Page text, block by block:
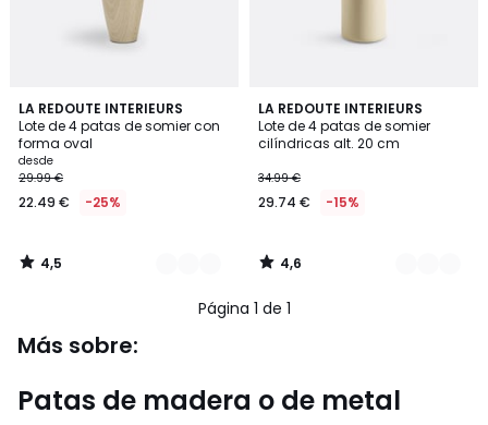
LA REDOUTE INTERIEURS
Lote de 4 patas de somier con
forma oval
desde
29.99 €
22.49 € -25%
4,5
/ 5
2
Colores
4,5
/
LA REDOUTE INTERIEURS
Lote de 4 patas de somier
cilíndricas alt. 20 cm
34.99 €
29.74 € -15%
4,6
/ 5
3
Colores
4,6
/
Página 1 de 1
Más sobre:
Patas de madera o de metal